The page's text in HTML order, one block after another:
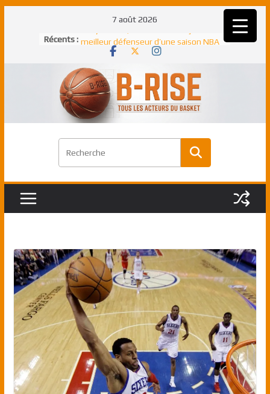
7 août 2026
Récents : Rudy Gobert, deuxième Français élu
meilleur défenseur d’une saison NBA
un troisième titre NBA, la rude bataille
face aux Pistons
NBA Finals 2021 : les Bucks et Giannis
Antetokounmpo triomphent, le Greek
Freek élu MVP
match à plus de 40 points en NBA, le
canadien transcendant face aux Spurs
premier européen sacré Rookie de